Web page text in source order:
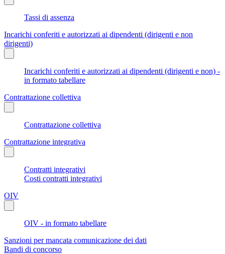
Tassi di assenza
Incarichi conferiti e autorizzati ai dipendenti (dirigenti e non
dirigenti)
Incarichi conferiti e autorizzati ai dipendenti (dirigenti e non) -
in formato tabellare
Contrattazione collettiva
Contrattazione collettiva
Contrattazione integrativa
Contratti integrativi
Costi contratti integrativi
OIV
OIV - in formato tabellare
Sanzioni per mancata comunicazione dei dati
Bandi di concorso